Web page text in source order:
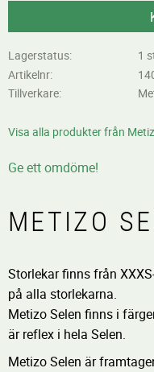
Lagerstatus
1
Artikelnr
Tillverkare
Visa alla produkter från
Ge ett omdöme!
METIZO
Storlekar finns från
på alla storlekarna.
Metizo Selen finns i
är reflex i hela Selen.
Metizo Selen är